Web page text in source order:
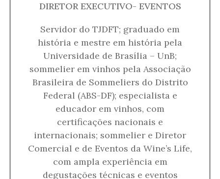
DIRETOR EXECUTIVO- EVENTOS
Servidor do TJDFT; graduado em
história e mestre em história pela
Universidade de Brasília – UnB;
sommelier em vinhos pela Associação
Brasileira de Sommeliers do Distrito
Federal (ABS-DF); especialista e
educador em vinhos, com
certificações nacionais e
internacionais; sommelier e Diretor
Comercial e de Eventos da Wine’s Life,
com ampla experiência em
degustações técnicas e eventos